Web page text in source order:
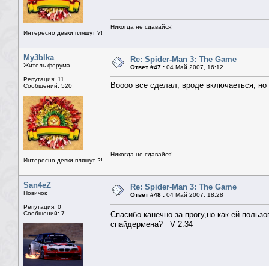
Интересно девки пляшут ?!
Никогда не сдавайся!
My3blka
Житель форума
Репутация: 11
Сообщений: 520
Интересно девки пляшут ?!
Re: Spider-Man 3: The Game
Ответ #47 : 04 Май 2007, 16:12
Воооо все сделал, вроде включаеться, но
Никогда не сдавайся!
San4eZ
Новичок
Репутация: 0
Сообщений: 7
Re: Spider-Man 3: The Game
Ответ #48 : 04 Май 2007, 18:28
Спасибо канечно за прогу,но как ей
спайдермена? V 2.34